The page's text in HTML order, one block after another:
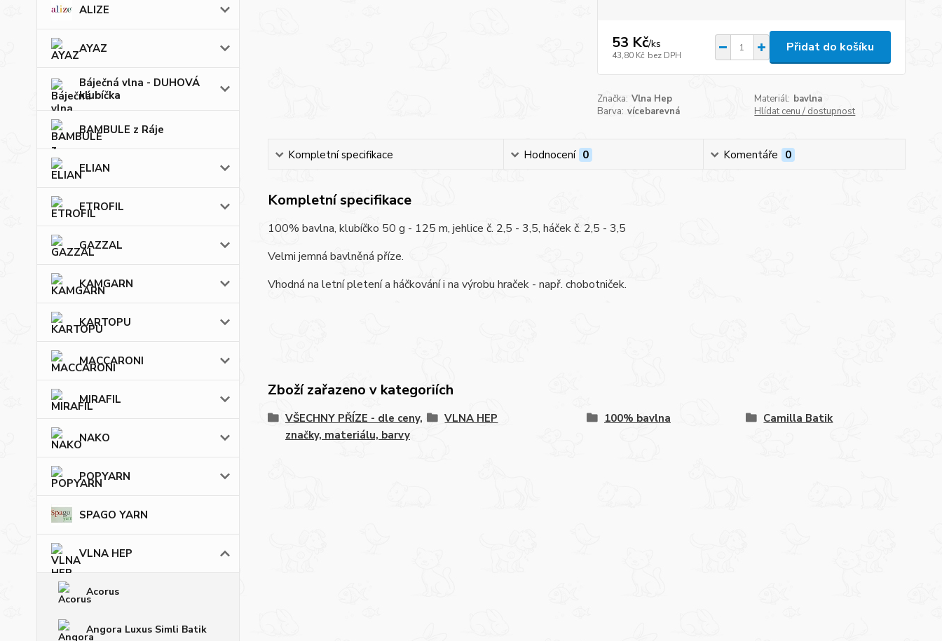
ALIZE
AYAZ
Báječná vlna - DUHOVÁ
klubíčka
BAMBULE z Ráje
ELIAN
ETROFIL
GAZZAL
KAMGARN
KARTOPU
MACCARONI
MIRAFIL
NAKO
POPYARN
SPAGO YARN
VLNA HEP
Acorus
Angora Luxus Simli Batik
53 Kč/ks
43,80 Kč bez DPH
Přidat do košíku
Značka: Vlna Hep Materiál: bavlna
Barva: vícebarevná Hlídat cenu / dostupnost
Kompletní specifikace Hodnocení 0 Komentáře 0
Kompletní specifikace
100% bavlna, klubíčko 50 g - 125 m, jehlice č. 2,5 - 3,5, háček č. 2,5 - 3,5
Velmi jemná bavlněná příze.
Vhodná na letní pletení a háčkování i na výrobu hraček - např. chobotniček.
Zboží zařazeno v kategoriích
VŠECHNY PŘÍZE - dle ceny,
značky, materiálu, barvy
VLNA HEP 100% bavlna Camilla Batik